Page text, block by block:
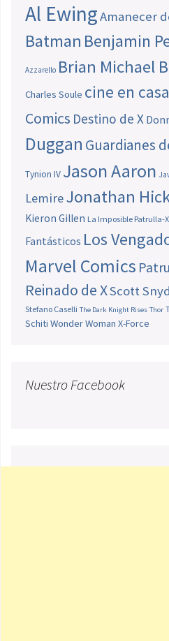
Al EwingAmanecer
Batman Benjamin
Azzarello Brian Michael
Charles Soule cine en casa
Comics Destino de X
Duggan Guardianes
Tynion IV Jason Aaron
LemireJonathan
Kieron Gillen La Imposible Patrulla-X
Fantásticos Los
Marvel Comics
Reinado de XScott
Stefano Caselli The Dark Knight Rises Thor
Schiti Wonder Woman X-Force
Nuestro Facebook